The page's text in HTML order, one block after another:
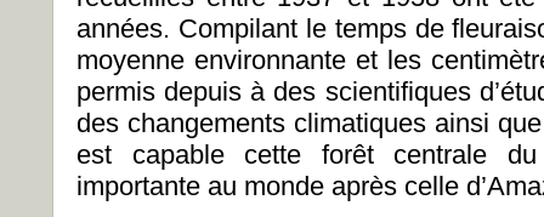
années. Compilant le temps de
moyenne environnante et les
permis depuis à des scientifiques
des changements climatiques ainsi
est capable cette forêt centrale
importante au monde après celle